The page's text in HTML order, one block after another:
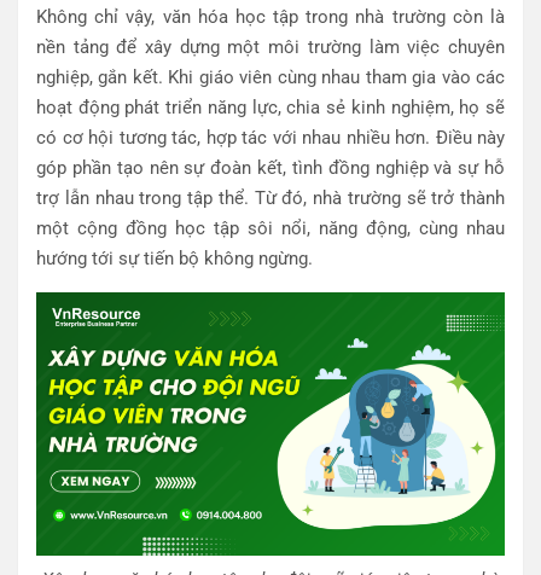
Không chỉ vậy, văn hóa học tập trong nhà trường còn là
nền tảng để xây dựng một môi trường làm việc chuyên
nghiệp, gắn kết. Khi giáo viên cùng nhau tham gia vào các
hoạt động phát triển năng lực, chia sẻ kinh nghiệm, họ sẽ
có cơ hội tương tác, hợp tác với nhau nhiều hơn. Điều này
góp phần tạo nên sự đoàn kết, tình đồng nghiệp và sự hỗ
trợ lẫn nhau trong tập thể. Từ đó, nhà trường sẽ trở thành
một cộng đồng học tập sôi nổi, năng động, cùng nhau
hướng tới sự tiến bộ không ngừng.